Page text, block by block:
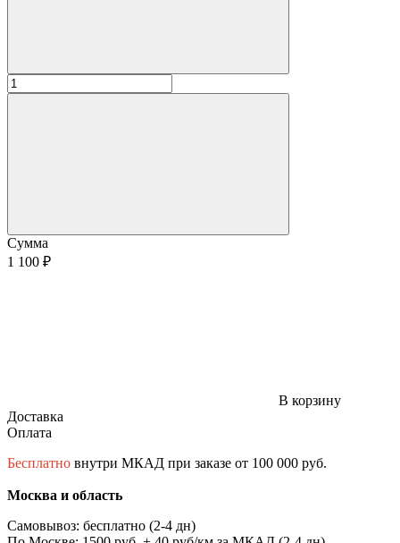
Сумма
1 100 ₽
В корзину
Доставка
Оплата
Бесплатно внутри МКАД при заказе от 100 000 руб.
Москва и область
Самовывоз: бесплатно (2-4 дн)